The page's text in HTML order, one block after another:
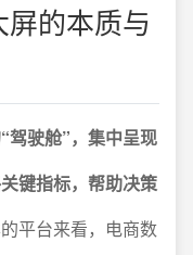
的本质与
驾驶舱”，集中呈现
键指标，帮助决策
平台来看，电商数